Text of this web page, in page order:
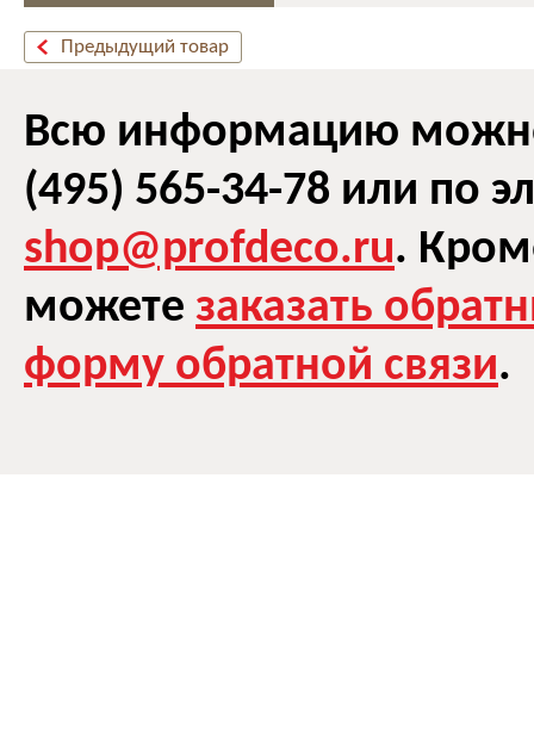
Предыдущий товар
Всю информацию
(495) 565-34-78 или по
shop@profdeco.ru.
можете заказать
форму обратной связи.